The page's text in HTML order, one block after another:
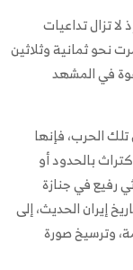
تزال تداعيات
نحو ثمانية وثلاثين
في المشهد
الحرب، فإنها
بالحدود أو
رفيع في جنازة
إيران الحديث، إلى
وترسيخ صورة